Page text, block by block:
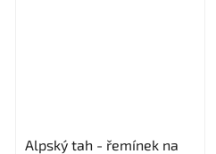
Alpský tah - řemínek na